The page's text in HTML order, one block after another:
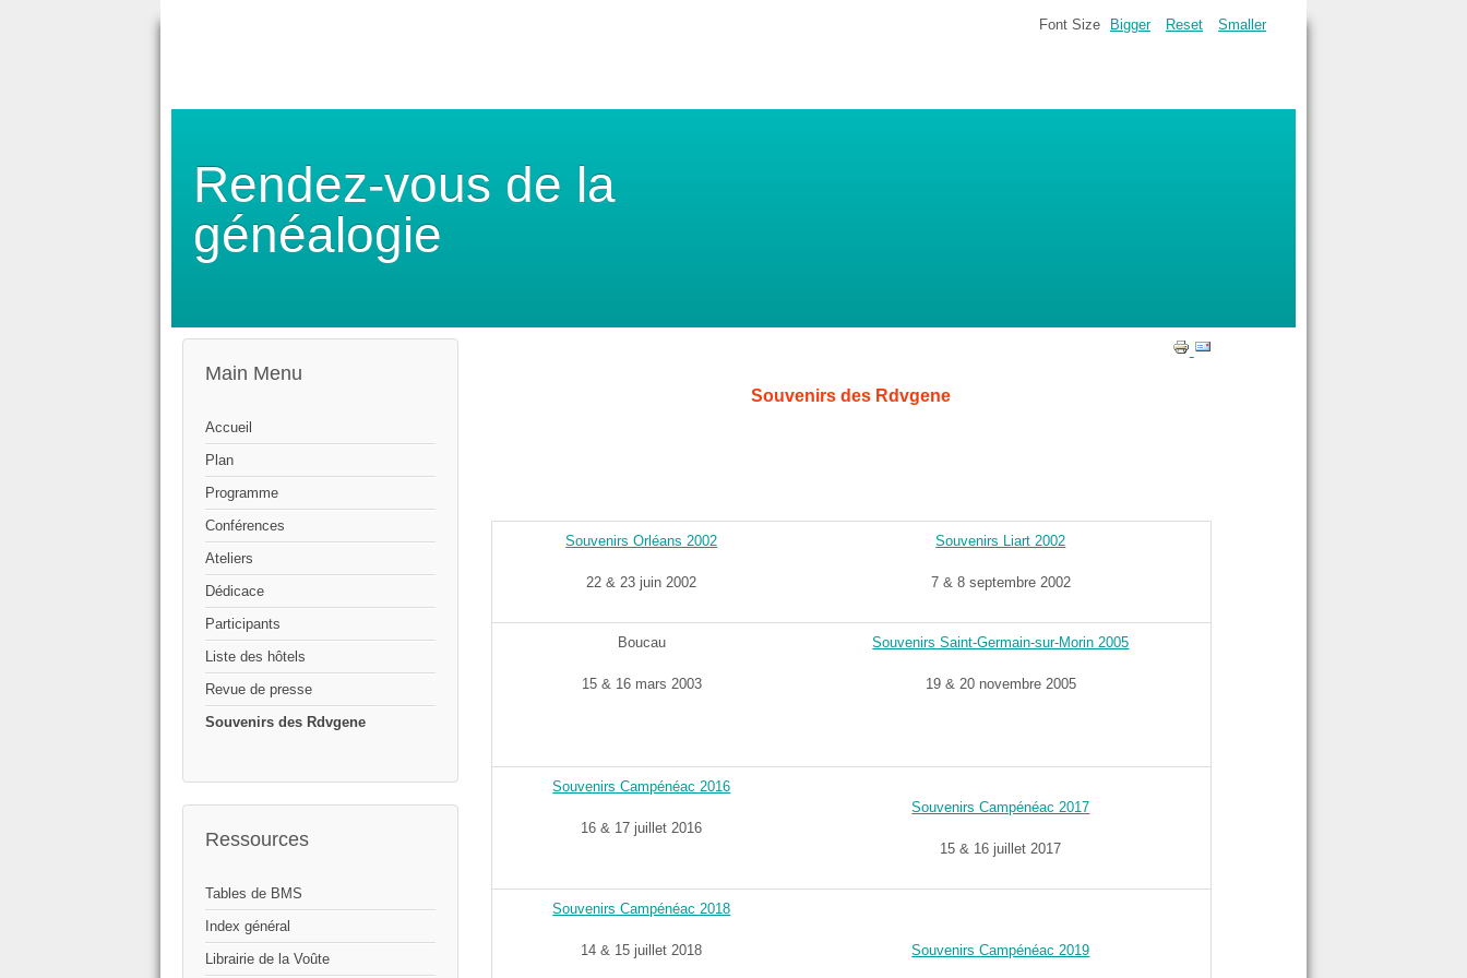
Rendez-vous de la
généalogie
Font Size Bigger Reset Smaller
Main Menu
Accueil
Plan
Programme
Conférences
Ateliers
Dédicace
Participants
Liste des hôtels
Revue de presse
Souvenirs des Rdvgene
Ressources
Tables de BMS
Index général
Librairie de la Voûte
Souvenirs des Rdvgene
Souvenirs Orléans 2002
22 & 23 juin 2002
Souvenirs Liart 2002
7 & 8 septembre 2002
Boucau
15 & 16 mars 2003
Souvenirs Saint-Germain-sur-Morin 2005
19 & 20 novembre 2005
Souvenirs Campénéac 2016
16 & 17 juillet 2016
Souvenirs Campénéac 2017
15 & 16 juillet 2017
Souvenirs Campénéac 2018
14 & 15 juillet 2018 Souvenirs Campénéac 2019